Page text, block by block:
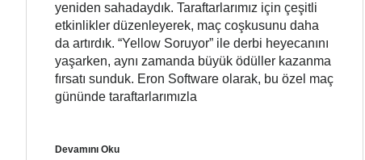
yeniden sahadaydık. Taraftarlarımız için çeşitli
etkinlikler düzenleyerek, maç coşkusunu daha
da artırdık. “Yellow Soruyor” ile derbi heyecanını
yaşarken, aynı zamanda büyük ödüller kazanma
fırsatı sunduk. Eron Software olarak, bu özel maç
gününde taraftarlarımızla
Devamını Oku